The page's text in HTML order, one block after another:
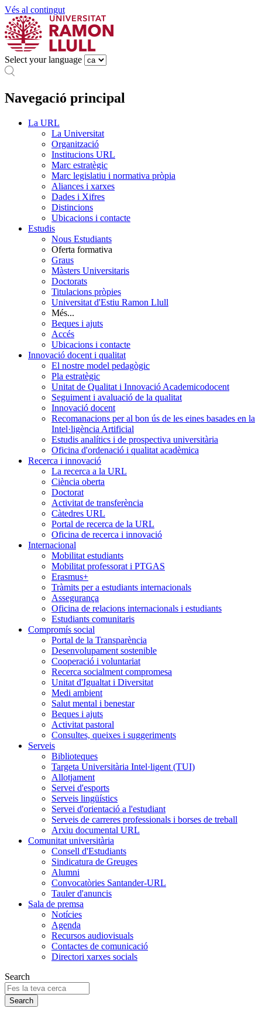
Vés al contingut
Select your language
Navegació principal
La URL
La Universitat
Organització
Institucions URL
Marc estratègic
Marc legislatiu i normativa pròpia
Aliances i xarxes
Dades i Xifres
Distincions
Ubicacions i contacte
Estudis
Nous Estudiants
Oferta formativa
Graus
Màsters Universitaris
Doctorats
Titulacions pròpies
Universitat d'Estiu Ramon Llull
Més...
Beques i ajuts
Accés
Ubicacions i contacte
Innovació docent i qualitat
El nostre model pedagògic
Pla estratègic
Unitat de Qualitat i Innovació Academicodocent
Seguiment i avaluació de la qualitat
Innovació docent
Recomanacions per al bon ús de les eines basades en la
Intel·ligència Artificial
Estudis analítics i de prospectiva universitària
Oficina d'ordenació i qualitat acadèmica
Recerca i innovació
La recerca a la URL
Ciència oberta
Doctorat
Activitat de transferència
Càtedres URL
Portal de recerca de la URL
Oficina de recerca i innovació
Internacional
Mobilitat estudiants
Mobilitat professorat i PTGAS
Erasmus+
Tràmits per a estudiants internacionals
Assegurança
Oficina de relacions internacionals i estudiants
Estudiants comunitaris
Compromís social
Portal de la Transparència
Desenvolupament sostenible
Cooperació i voluntariat
Recerca socialment compromesa
Unitat d'Igualtat i Diversitat
Medi ambient
Salut mental i benestar
Beques i ajuts
Activitat pastoral
Consultes, queixes i suggeriments
Serveis
Biblioteques
Targeta Universitària Intel·ligent (TUI)
Allotjament
Servei d'esports
Serveis lingüístics
Servei d'orientació a l'estudiant
Serveis de carreres professionals i borses de treball
Arxiu documental URL
Comunitat universitària
Consell d'Estudiants
Sindicatura de Greuges
Alumni
Convocatòries Santander-URL
Tauler d'anuncis
Sala de premsa
Notícies
Agenda
Recursos audiovisuals
Contactes de comunicació
Directori xarxes socials
Search